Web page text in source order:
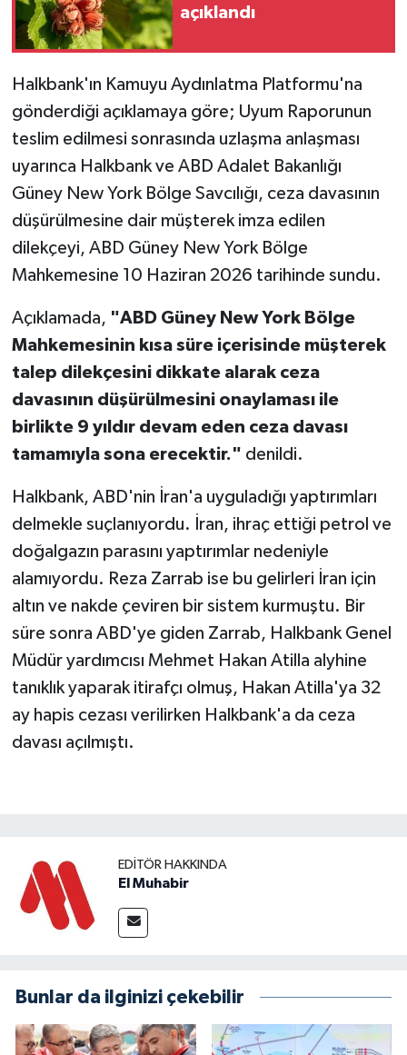
açıklandı
Halkbank'ın Kamuyu Aydınlatma Platformu'na
gönderdiği açıklamaya göre; Uyum Raporunun
teslim edilmesi sonrasında uzlaşma anlaşması
uyarınca Halkbank ve ABD Adalet Bakanlığı
Güney New York Bölge Savcılığı, ceza davasının
düşürülmesine dair müşterek imza edilen
dilekçeyi, ABD Güney New York Bölge
Mahkemesine 10 Haziran 2026 tarihinde sundu.
Açıklamada, "ABD Güney New York Bölge
Mahkemesinin kısa süre içerisinde müşterek
talep dilekçesini dikkate alarak ceza
davasının düşürülmesini onaylaması ile
birlikte 9 yıldır devam eden ceza davası
tamamıyla sona erecektir." denildi.
Halkbank, ABD'nin İran'a uyguladığı yaptırımları
delmekle suçlanıyordu. İran, ihraç ettiği petrol ve
doğalgazın parasını yaptırımlar nedeniyle
alamıyordu. Reza Zarrab ise bu gelirleri İran için
altın ve nakde çeviren bir sistem kurmuştu. Bir
süre sonra ABD'ye giden Zarrab, Halkbank Genel
Müdür yardımcısı Mehmet Hakan Atilla alyhine
tanıklık yaparak itirafçı olmuş, Hakan Atilla'ya 32
ay hapis cezası verilirken Halkbank'a da ceza
davası açılmıştı.
EDITÖR HAKKINDA
El Muhabir
Bunlar da ilginizi çekebilir